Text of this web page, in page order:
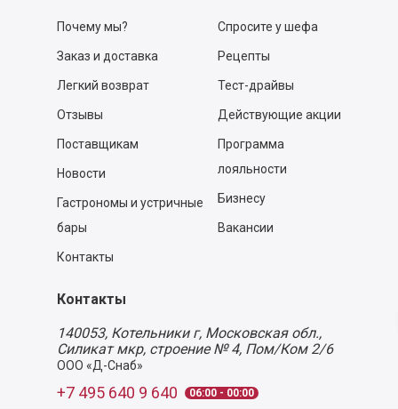
Почему мы?
Заказ и доставка
Легкий возврат
Отзывы
Поставщикам
Новости
Гастрономы и устричные
бары
Контакты
Спросите у шефа
Рецепты
Тест-драйвы
Действующие акции
Программа
лояльности
Бизнесу
Вакансии
Контакты
140053, Котельники г, Московская обл.,
Силикат мкр, строение № 4, Пом/Ком 2/6
ООО «Д-Снаб»
+7 495 640 9 640 06:00 - 00:00